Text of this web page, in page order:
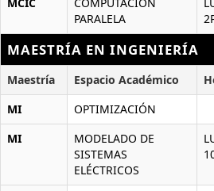
PARALELA
MAESTRÍA EN INGENIERÍA
Maestría Espacio Académico
MI
OPTIMIZACIÓN
MI
MODELADO DE
SISTEMAS
ELÉCTRICOS